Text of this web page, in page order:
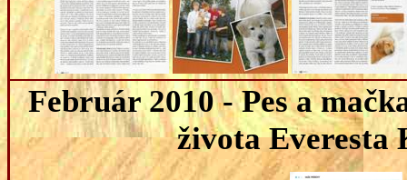
Február2010 - Pes a
života